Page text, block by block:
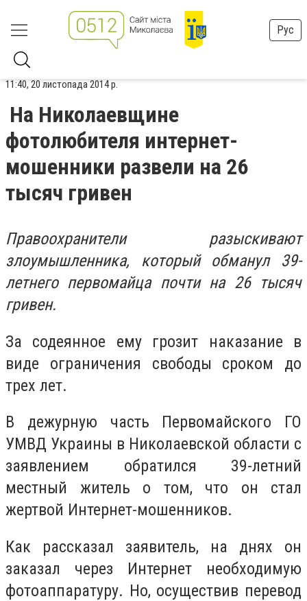
Рус
11:40, 20 листопада 2014 р.
На Николаевщине
фотолюбителя интернет-
мошенники развели на 26
тысяч гривен
Правоохранители разыскивают
злоумышленника, который обманул 39-
летнего первомайца почти на 26 тысяч
гривен.
За содеянное ему грозит наказание в
виде ограничения свободы сроком до
трех лет.
В дежурную часть Первомайского ГО
УМВД Украины в Николаевской области с
заявлением обратился 39-летний
местный житель о том, что он стал
жертвой Интернет-мошенников.
Как рассказал заявитель, на днях он
заказал через Интернет необходимую
фотоаппаратуру. Но, осуществив перевод